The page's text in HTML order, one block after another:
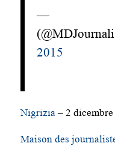
—
2015
Nigrizia– 2 dicembre
Maison des